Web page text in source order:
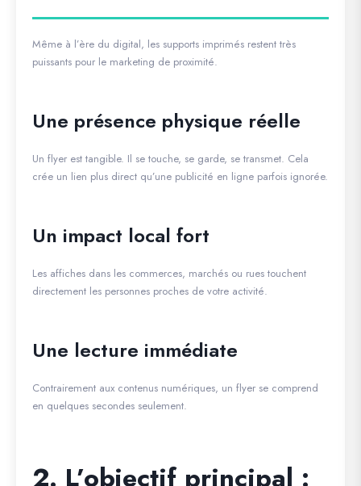
Même à l’ère du digital, les supports imprimés restent très
puissants pour le marketing de proximité.
Une présence physique réelle
Un flyer est tangible. Il se touche, se garde, se transmet. Cela
crée un lien plus direct qu’une publicité en ligne parfois ignorée.
Un impact local fort
Les affiches dans les commerces, marchés ou rues touchent
directement les personnes proches de votre activité.
Une lecture immédiate
Contrairement aux contenus numériques, un flyer se comprend
en quelques secondes seulement.
2. L’objectif principal :